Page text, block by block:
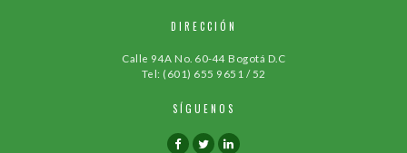
DIRECCIÓN
Calle 94A No. 60-44 Bogotá D.C
Tel: (601) 655 9651 / 52
SÍGUENOS